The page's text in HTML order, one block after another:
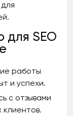
SEO
работы
и успехи.
с отзывами